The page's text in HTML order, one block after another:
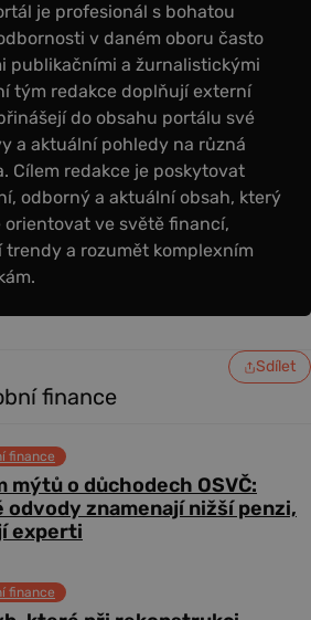
je profesionál s bohatou
v daném oboru často
publikačními a žurnalistickými
tým redakce doplňují externí
do obsahu portálu své
a aktuální pohledy na různá
Cílem redakce je poskytovat
odborný a aktuální obsah, který
orientovat ve světě financí,
a rozumět komplexním
Sdílet
finance
mýtů o důchodech OSVČ:
odvody znamenají nižší penzi,
experti
finance
finance